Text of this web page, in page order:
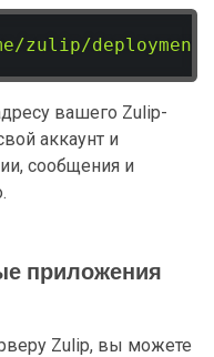
zulip/
вашего Zulip-
аккаунт и
сообщения и
приложения
Zulip, вы можете